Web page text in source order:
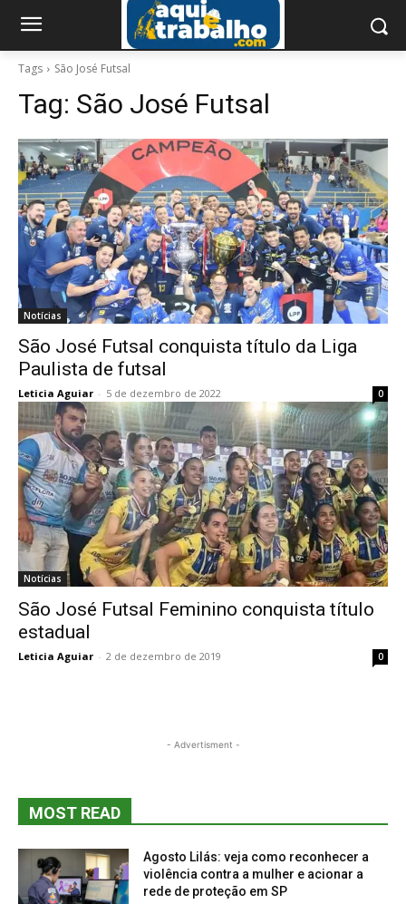
Tags São José Futsal
Tag: São José Futsal
Notícias
São José Futsal conquista título da Liga
Paulista de futsal
Leticia Aguiar - 5 de dezembro de 2022 0
Notícias
São José Futsal Feminino conquista título
estadual
Leticia Aguiar - 2 de dezembro de 2019 0
- Advertisment -
MOST READ
Agosto Lilás: veja como reconhecer a
violência contra a mulher e acionar a
rede de proteção em SP